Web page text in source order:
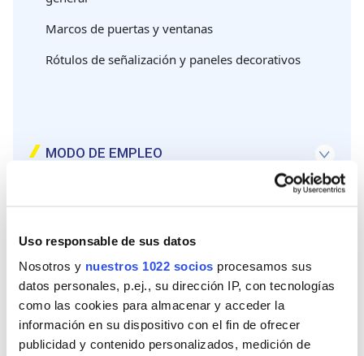
Uso responsable de sus datos
Nosotros y nuestros 1022 socios procesamos sus
datos personales, p.ej., su dirección IP, con tecnologías
como las cookies para almacenar y acceder la
información en su dispositivo con el fin de ofrecer
publicidad y contenido personalizados, medición de
Marcos de puertas y ventanas
Rótulos de señalización y paneles decorativos
MODO DE EMPLEO
CARACTERÍSTICAS
Agarre Total Invisible – 10 segundos
Acabados limpios
Excelente adherencia